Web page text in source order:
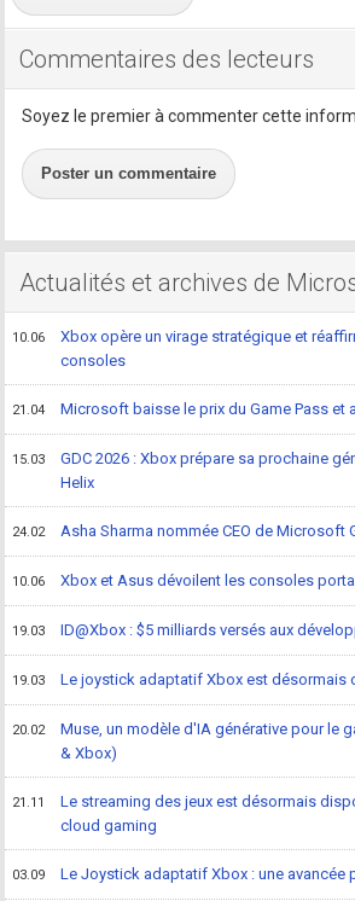
Commentaires des lecteurs
Soyez le premier à commenter cette
Poster un commentaire
Actualités et archives de
10.06
Xbox opère un virage stratégique et
consoles
21.04 Microsoft baisse le prix du Game Pass et
15.03
GDC 2026 : Xbox prépare sa prochaine
Helix
24.02 Asha Sharma nommée CEO de Microsoft
10.06 Xbox et Asus dévoilent les consoles
19.03 ID@Xbox : $5 milliards versés aux
19.03 Le joystick adaptatif Xbox est désormais
20.02
Muse, un modèle d'IA générative pour le
& Xbox)
21.11
Le streaming des jeux est désormais
cloud gaming
03.09 Le Joystick adaptatif Xbox : une avancée